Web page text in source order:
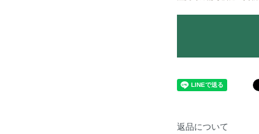
返品について